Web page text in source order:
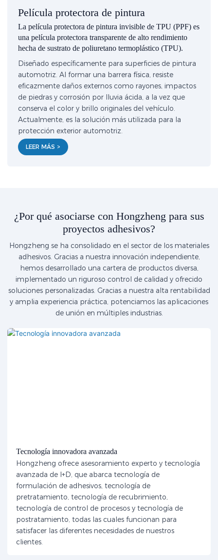
Película protectora de pintura
La película protectora de pintura invisible de TPU (PPF) es
una película protectora transparente de alto rendimiento
hecha de sustrato de poliuretano termoplástico (TPU).
Diseñado específicamente para superficies de pintura
automotriz. Al formar una barrera física, resiste
eficazmente daños externos como rayones, impactos
de piedras y corrosión por lluvia ácida, a la vez que
conserva el color y brillo originales del vehículo.
Actualmente, es la solución más utilizada para la
protección exterior automotriz.
LEER MÁS >
¿Por qué asociarse con Hongzheng para sus
proyectos adhesivos?
Hongzheng se ha consolidado en el sector de los materiales
adhesivos. Gracias a nuestra innovación independiente,
hemos desarrollado una cartera de productos diversa,
implementado un riguroso control de calidad y ofrecido
soluciones personalizadas. Gracias a nuestra alta rentabilidad
y amplia experiencia práctica, potenciamos las aplicaciones
de unión en múltiples industrias.
Tecnología innovadora avanzada
Hongzheng ofrece asesoramiento experto y tecnología
avanzada de I+D, que abarca tecnología de
formulación de adhesivos, tecnología de
pretratamiento, tecnología de recubrimiento,
tecnología de control de procesos y tecnología de
postratamiento, todas las cuales funcionan para
satisfacer las diferentes necesidades de nuestros
clientes.